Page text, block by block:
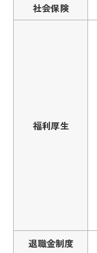
社会保険
福利厚生
退職金制度